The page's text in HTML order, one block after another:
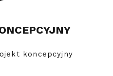
koncepcyjny